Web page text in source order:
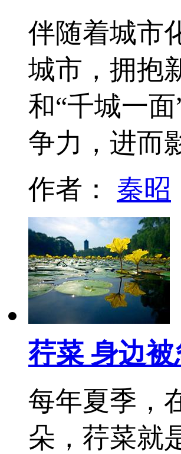
伴随着城市
城市，拥抱
和“千城一
争力，进而
作者： 秦昭
荇菜 身边
每年夏季，
朵，荇菜就